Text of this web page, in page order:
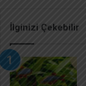
İlginizi Çekebilir